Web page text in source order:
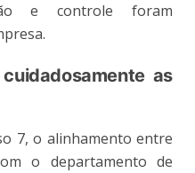
e controle foram
as
7, o alinhamento entre
o departamento de